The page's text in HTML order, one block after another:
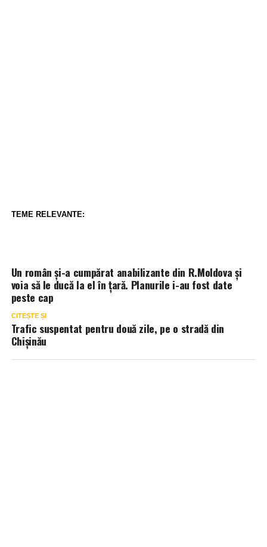
TEME RELEVANTE:
Un român și-a cumpărat anabilizante din R.Moldova și
voia să le ducă la el în țară. Planurile i-au fost date
peste cap
CITEȘTE ȘI
Trafic suspentat pentru două zile, pe o stradă din
Chișinău